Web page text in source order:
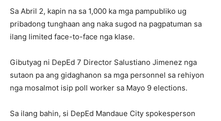
Sa Abril 2, kapin na sa 1,000 ka mga pampubliko ug
pribadong tunghaan ang naka sugod na pagpatuman sa
ilang limited face-to-face nga klase.
Gibutyag ni DepEd 7 Director Salustiano Jimenez nga
sutaon pa ang gidaghanon sa mga personnel sa rehiyon
nga mosalmot isip poll worker sa Mayo 9 elections.
Sa ilang bahin, si DepEd Mandaue City spokesperson